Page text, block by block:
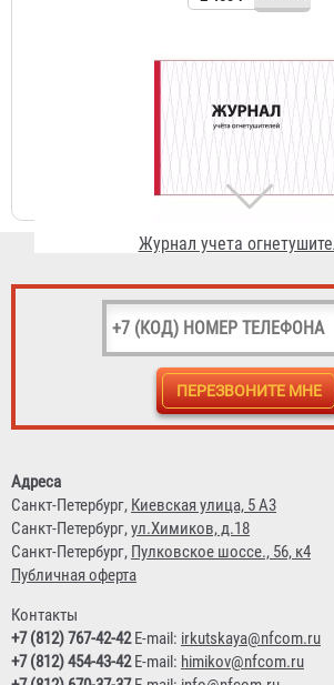
Журнал учета
156 ₽
Чехол для огнетушителя ЧП-
1 352 ₽
Адреса
Санкт-Петербург, Киевская улица, 5 А3
Санкт-Петербург,ул.Химиков, д.18
Санкт-Петербург, Пулковское шоссе., 56, к4
Публичная оферта
Контакты
+7 (812) 767-42-42E-mail: irkutskaya@nfcom.ru
+7 (812) 454-43-42E-mail: himikov@nfcom.ru